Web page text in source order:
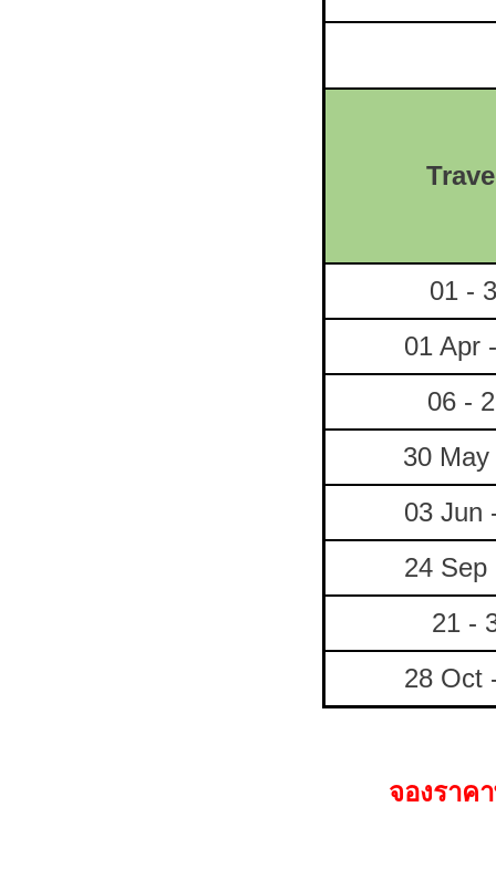
01 -
01 Apr
06 -
30
03 Jun
24 Sep
21 -
28 Oct
จองราค